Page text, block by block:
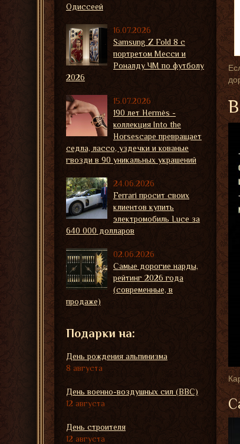
Одиссеей
16.07.2026
Samsung Z Fold 8 с
портретом Месси и
Роналду ЧМ по футболу
2026
15.07.2026
190 лет Hermès -
коллекция Into the
Horsescape превращает
седла, лассо, уздечки и кованые
гвозди в 90 уникальных украшений
24.06.2026
Ferrari просит своих
клиентов купить
электромобиль Luce за
640 000 долларов
02.06.2026
Самые дорогие нарды,
рейтинг 2026 года
(современные, в
продаже)
Подарки на:
День рождения альпинизма
8 августа
День военно-воздушных сил (ВВС)
12 августа
День строителя
12 августа